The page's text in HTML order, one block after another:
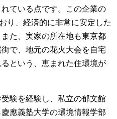
ている点です。この企業の
り、経済的に非常に安定した
た、実家の所在地も東京都
で、地元の花火大会を自宅
という、恵まれた住環境が
験を経験し、私立の郁文館
應義塾大学の環境情報学部